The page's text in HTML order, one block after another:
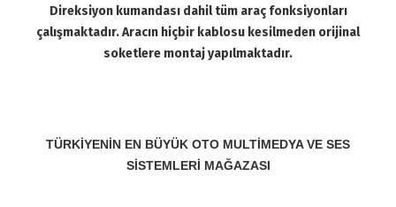
Direksiyon kumandası dahil tüm araç fonksiyonları
çalışmaktadır. Aracın hiçbir kablosu kesilmeden orijinal
soketlere montaj yapılmaktadır.
TÜRKİYENİN EN BÜYÜK OTO MULTİMEDYA VE SES
SİSTEMLERİ MAĞAZASI